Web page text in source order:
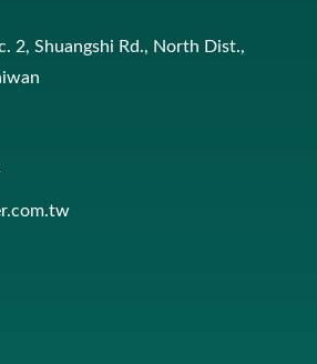
2, Shuangshi Rd., North Dist.,